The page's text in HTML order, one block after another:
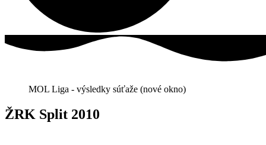
MOL Liga - výsledky súťaže (nové okno)
ŽRK Split 2010